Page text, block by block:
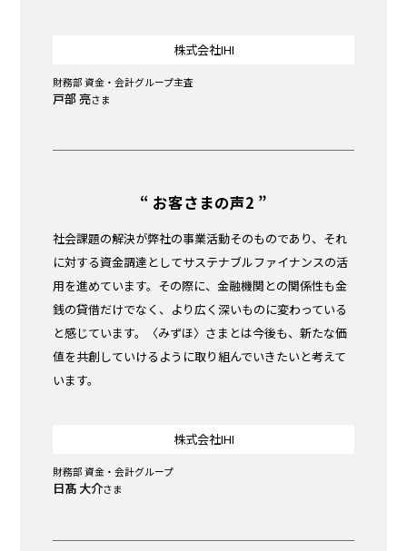
株式会社IHI
財務部 資金・会計グループ主査
戸部 亮さま
“ お客さまの声2 ”
社会課題の解決が弊社の事業活動そのものであり、それ
に対する資金調達としてサステナブルファイナンスの活
用を進めています。その際に、金融機関との関係性も金
銭の貸借だけでなく、より広く深いものに変わっている
と感じています。〈みずほ〉さまとは今後も、新たな価
値を共創していけるように取り組んでいきたいと考えて
います。
株式会社IHI
財務部 資金・会計グループ
日髙 大介さま